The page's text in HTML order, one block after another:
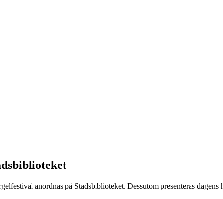
anordnas på Stadsbiblioteket. Dessutom presenteras dagens